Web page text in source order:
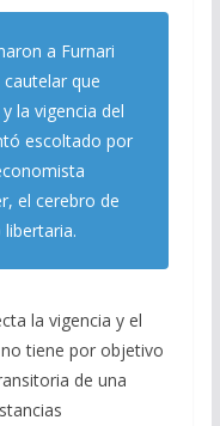
a Furnari
que
la vigencia del
escoltado por
el cerebro de
la vigencia y el
tiene por objetivo
de una